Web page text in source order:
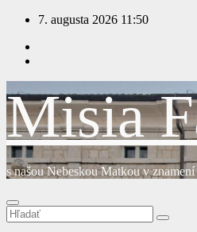
Prejsť
obsah
7. augusta 2026 11:50
Misia
s našou Nebeskou Matkou v